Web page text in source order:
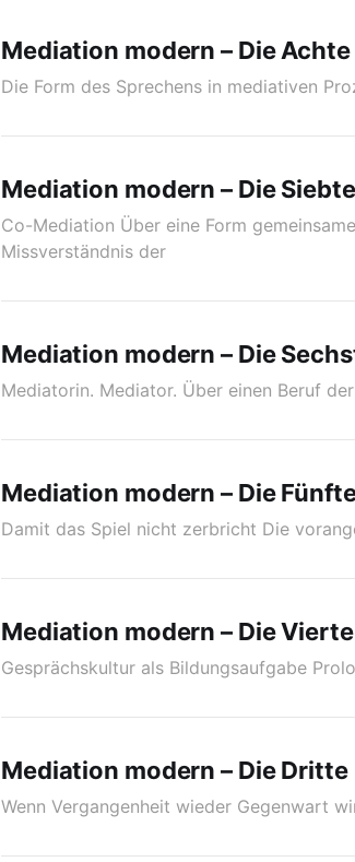
Mediation modern – Die Achte
Die Form des Sprechens in mediativen
Mediation modern – Die Siebte
Co-Mediation Über eine Form
Missverständnis der
Mediation modern – Die
Mediatorin. Mediator. Über einen Beruf
Mediation modern – Die
Damit das Spiel nicht zerbricht Die
Mediation modern – Die Vierte
Gesprächskultur als Bildungsaufgabe
Mediation modern – Die Dritte
Wenn Vergangenheit wieder Gegenwart